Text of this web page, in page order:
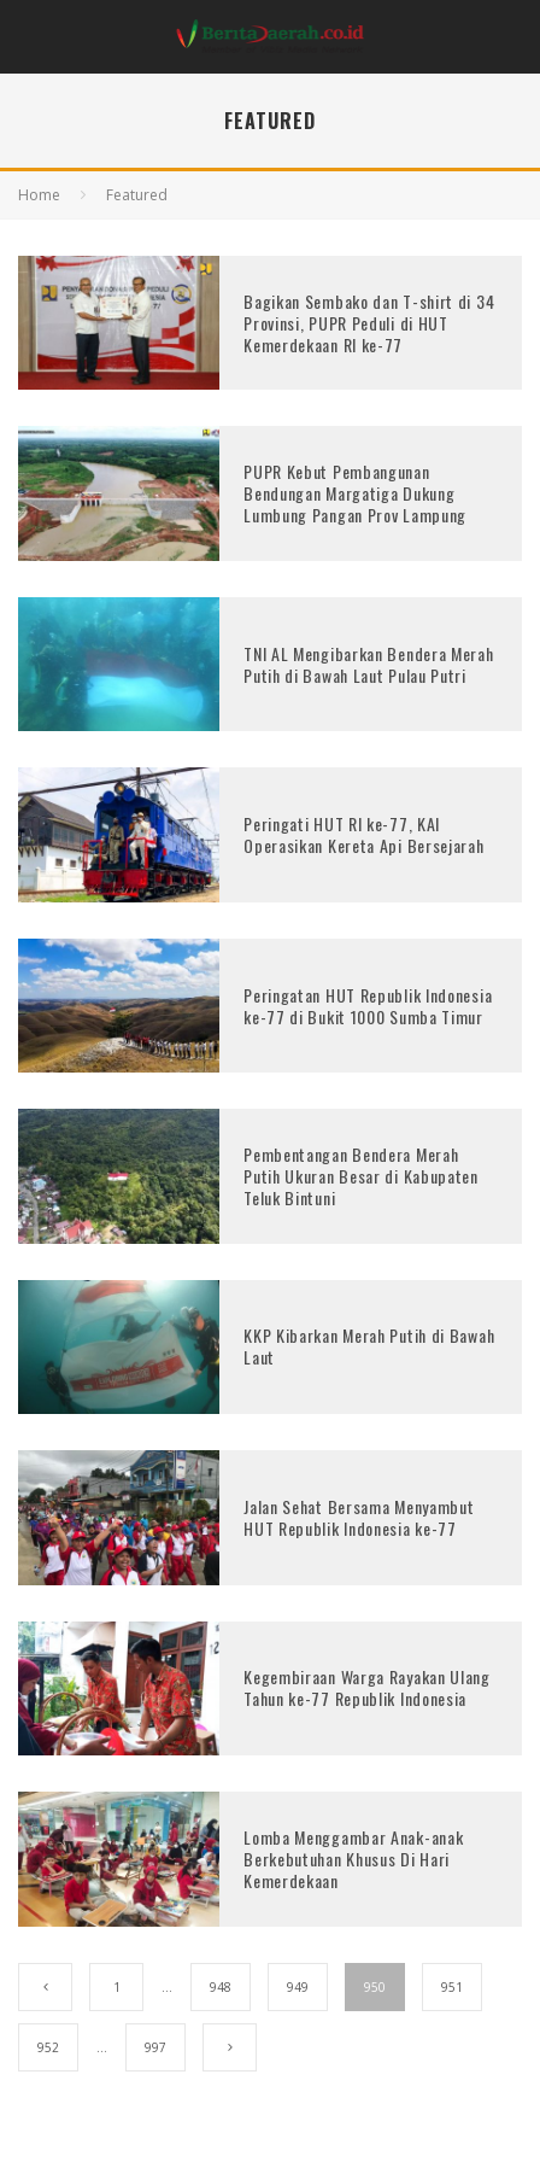
FEATURED
Home Featured
Bagikan Sembako dan T-shirt di 34
Provinsi, PUPR Peduli di HUT
Kemerdekaan RI ke-77
PUPR Kebut Pembangunan
Bendungan Margatiga Dukung
Lumbung Pangan Prov Lampung
TNI AL Mengibarkan Bendera Merah
Putih di Bawah Laut Pulau Putri
Peringati HUT RI ke-77, KAI
Operasikan Kereta Api Bersejarah
Peringatan HUT Republik Indonesia
ke-77 di Bukit 1000 Sumba Timur
Pembentangan Bendera Merah
Putih Ukuran Besar di Kabupaten
Teluk Bintuni
KKP Kibarkan Merah Putih di Bawah
Laut
Jalan Sehat Bersama Menyambut
HUT Republik Indonesia ke-77
Kegembiraan Warga Rayakan Ulang
Tahun ke-77 Republik Indonesia
Lomba Menggambar Anak-anak
Berkebutuhan Khusus Di Hari
Kemerdekaan
1 948 949 950 951
952 997